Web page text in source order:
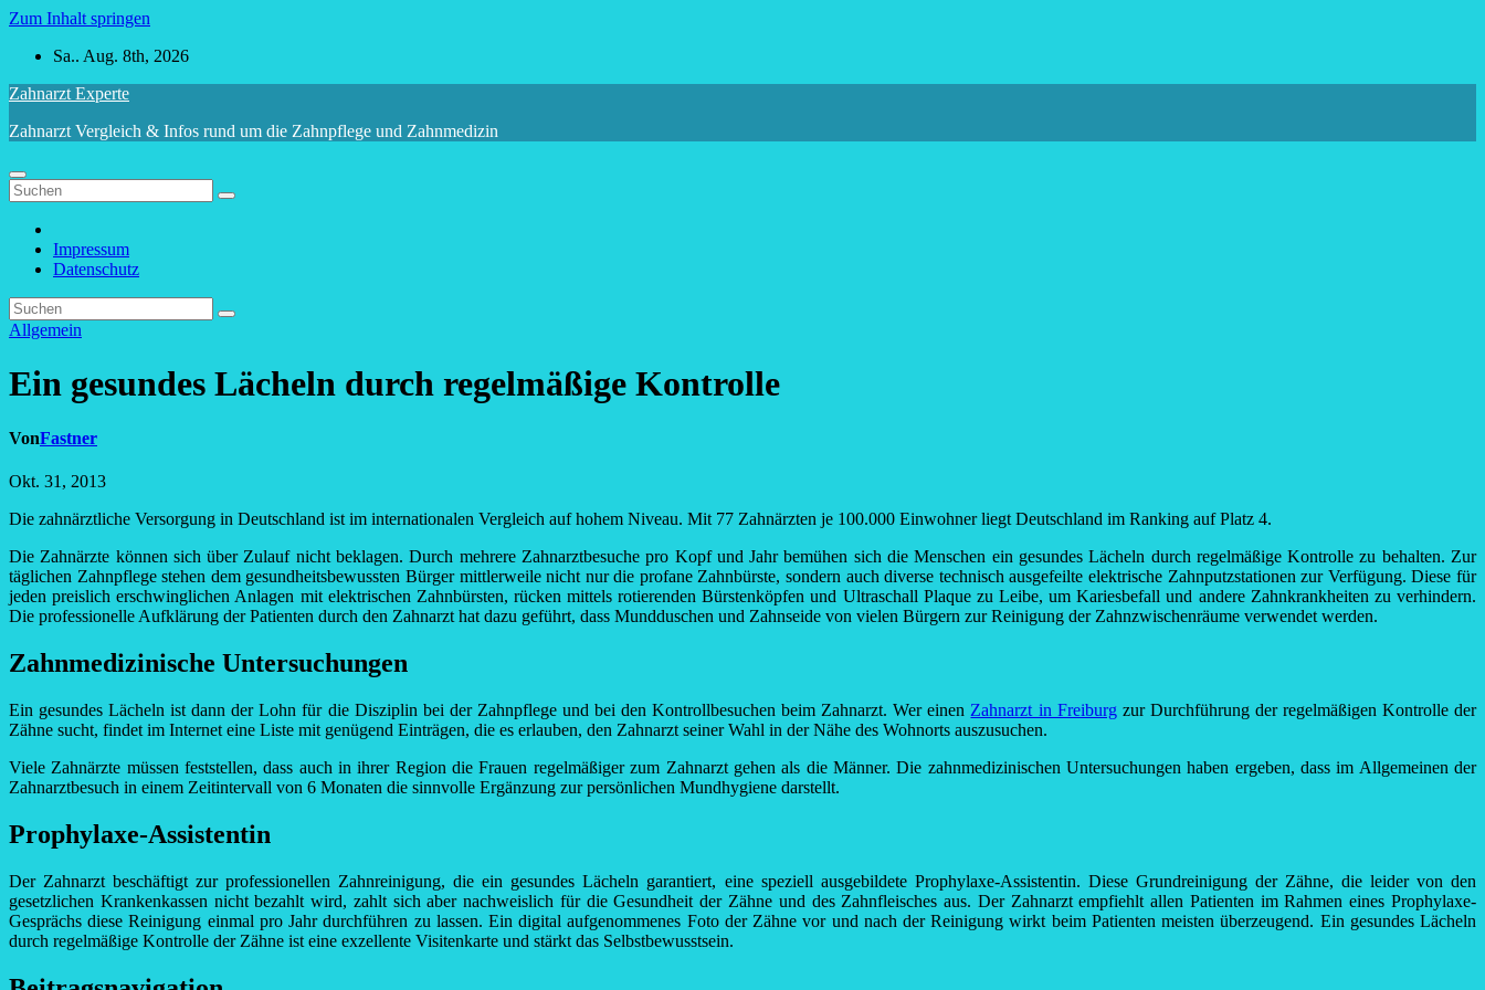
Zum Inhalt springen
Sa.. Aug. 8th, 2026
Zahnarzt Experte
Zahnarzt Vergleich & Infos rund um die Zahnpflege und Zahnmedizin
Impressum
Datenschutz
Allgemein
Ein gesundes Lächeln durch regelmäßige Kontrolle
VonFastner
Okt. 31, 2013
Die zahnärztliche Versorgung in Deutschland ist im internationalen Vergleich auf hohem Niveau. Mit 77 Zahnärzten je 100.000 Einwohner liegt Deutschland im Ranking auf Platz 4.
Die Zahnärzte können sich über Zulauf nicht beklagen. Durch mehrere Zahnarztbesuche pro Kopf und Jahr bemühen sich die Menschen ein gesundes Lächeln durch regelmäßige Kontrolle zu behalten. Zur
täglichen Zahnpflege stehen dem gesundheitsbewussten Bürger mittlerweile nicht nur die profane Zahnbürste, sondern auch diverse technisch ausgefeilte elektrische Zahnputzstationen zur Verfügung. Diese für
jeden preislich erschwinglichen Anlagen mit elektrischen Zahnbürsten, rücken mittels rotierenden Bürstenköpfen und Ultraschall Plaque zu Leibe, um Kariesbefall und andere Zahnkrankheiten zu verhindern.
Die professionelle Aufklärung der Patienten durch den Zahnarzt hat dazu geführt, dass Mundduschen und Zahnseide von vielen Bürgern zur Reinigung der Zahnzwischenräume verwendet werden.
Zahnmedizinische Untersuchungen
Ein gesundes Lächeln ist dann der Lohn für die Disziplin bei der Zahnpflege und bei den Kontrollbesuchen beim Zahnarzt. Wer einen Zahnarzt in Freiburgzur Durchführung der regelmäßigen Kontrolle der
Zähne sucht, findet im Internet eine Liste mit genügend Einträgen, die es erlauben, den Zahnarzt seiner Wahl in der Nähe des Wohnorts auszusuchen.
Viele Zahnärzte müssen feststellen, dass auch in ihrer Region die Frauen regelmäßiger zum Zahnarzt gehen als die Männer. Die zahnmedizinischen Untersuchungen haben ergeben, dass im Allgemeinen der
Zahnarztbesuch in einem Zeitintervall von 6 Monaten die sinnvolle Ergänzung zur persönlichen Mundhygiene darstellt.
Prophylaxe-Assistentin
Der Zahnarzt beschäftigt zur professionellen Zahnreinigung, die ein gesundes Lächeln garantiert, eine speziell ausgebildete Prophylaxe-Assistentin. Diese Grundreinigung der Zähne, die leider von den
gesetzlichen Krankenkassen nicht bezahlt wird, zahlt sich aber nachweislich für die Gesundheit der Zähne und des Zahnfleisches aus. Der Zahnarzt empfiehlt allen Patienten im Rahmen eines Prophylaxe-
Gesprächs diese Reinigung einmal pro Jahr durchführen zu lassen. Ein digital aufgenommenes Foto der Zähne vor und nach der Reinigung wirkt beim Patienten meisten überzeugend. Ein gesundes Lächeln
durch regelmäßige Kontrolle der Zähne ist eine exzellente Visitenkarte und stärkt das Selbstbewusstsein.